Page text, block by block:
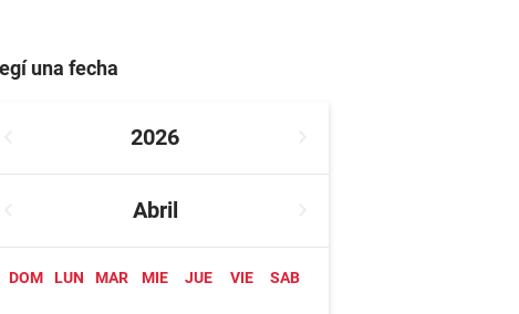
una fecha
2026
Abril
DOM LUN MAR MIE JUE VIE SAB